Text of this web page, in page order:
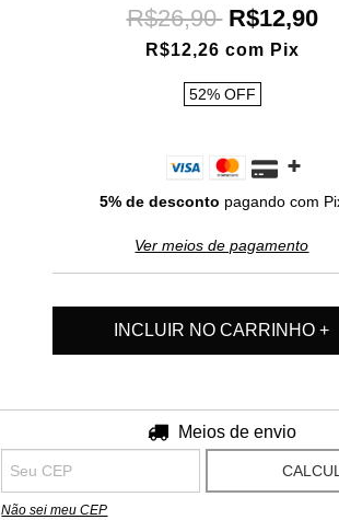
R$26,90 R$12,90
R$12,26 com Pix
52% OFF
5% de desconto pagando com
Ver meios de pagamento
Entregas para o CEP: Meios de envio
Não sei meu CEP